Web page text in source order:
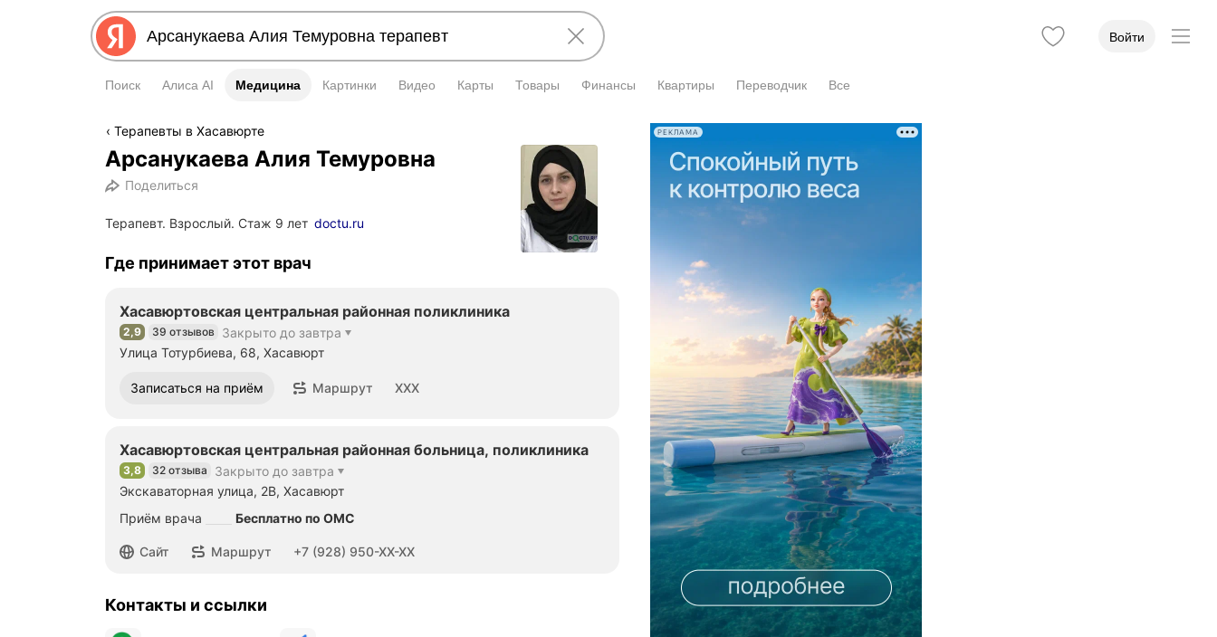
Войти
Поиск Алиса AI Медицина
Медицина Картинки Видео Карты Товары Финансы Квартиры Переводчик Все
Терапевты в Хасавюрте
Арсанукаева Алия Темуровна
Поделиться
Терапевт. Взрослый. Стаж 9 лет doctu.ru
Где принимает этот врач
Хасавюртовская центральная районная поликлиника
Рейтинг 2,9 из 5
2,9 39 отзывов Закрыто до завтра
Улица Тотурбиева, 68, Хасавюрт
Записаться на приём Маршрут
Номер телефона: 122 XXX
Хасавюртовская центральная районная больница, поликлиника
Рейтинг 3,8 из 5
3,8 32 отзыва
Закрыто до завтра
Экскаваторная улица, 2В, Хасавюрт
Приём врача
Бесплатно по ОМС
Сайт Маршрут
Номер телефона: +79289508020 +7 (928) 950-XX-XX
Контакты и ссылки
РЕКЛАМА